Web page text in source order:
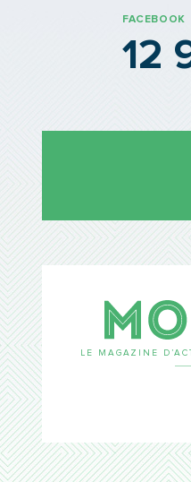
FACEBOOK
12
LE MAGAZINE